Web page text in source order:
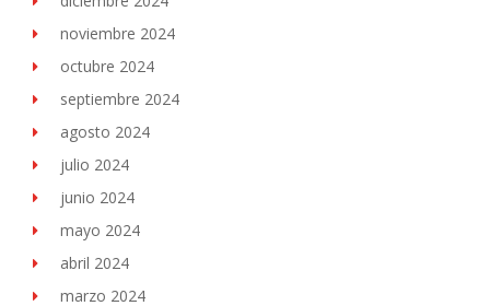
noviembre 2024
octubre 2024
septiembre 2024
agosto 2024
julio 2024
junio 2024
mayo 2024
abril 2024
marzo 2024